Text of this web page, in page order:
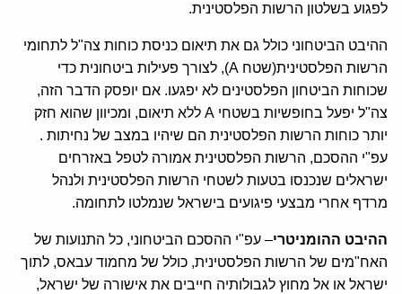
לפגוע בשלטון הרשות הפלסטינית.
ההיבט הביטחוני כולל גם את תיאום כניסת כוחות צה"ל לתחומי
הרשות הפלסטינית(שטח A), לצורך פעילות ביטחונית כדי
שכוחות הביטחון הפלסטינים לא יפגעו. אם יופסק הדבר הזה,
צה"ל יפעל בחופשיות בשטחי A ללא תיאום, ומכיוון שהוא חזק
יותר כוחות הרשות הפלסטינית הם שיהיו במצב של נחיתות .
עפ"י ההסכם, הרשות הפלסטינית אמורה לטפל באזרחים
ישראלים שנכנסו בטעות לשטחי הרשות הפלסטינית ולנהל
מרדף אחרי מבצעי פיגועים בישראל שנמלטו לתחומה.
ההיבט ההומניטרי– עפ"י ההסכם הביטחוני, כל התנועות של
האח"מים של הרשות הפלסטינית, כולל של מחמוד עבאס, לתוך
ישראל או אל מחוץ לגבולותיה חייבים את אישורה של ישראל,